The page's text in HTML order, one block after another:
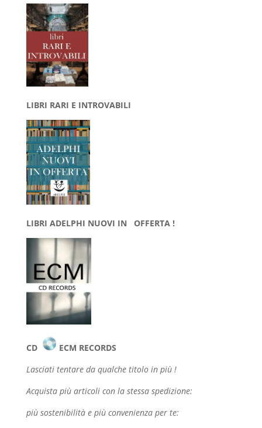
LIBRI RARI E INTROVABILI
LIBRI ADELPHI NUOVI IN OFFERTA !
CD
ECM RECORDS
Lasciati tentare da qualche titolo in più !
Acquista più articoli con la stessa spedizione:
più sostenibilità e più convenienza per te: